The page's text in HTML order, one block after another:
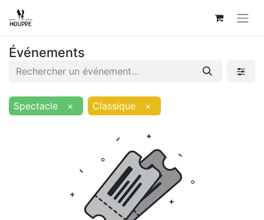
Événements
Spectacle × Classique ×